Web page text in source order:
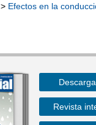
Efectos en la
Revista